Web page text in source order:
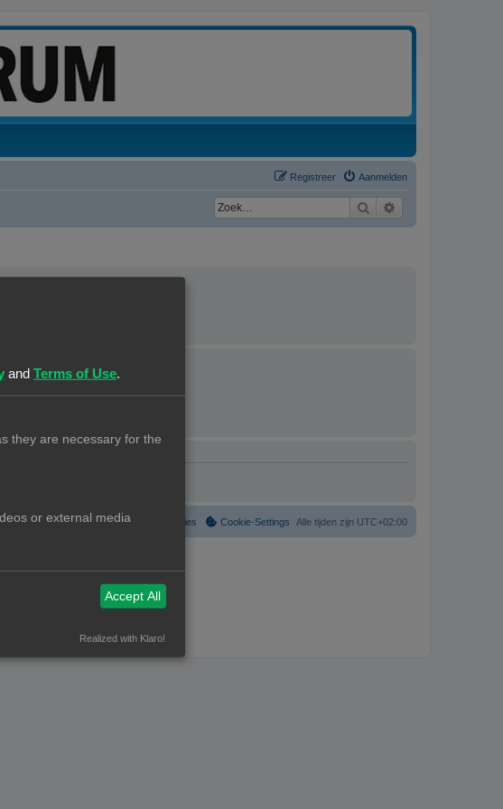
Aanmelden
Registreer
Zoek
ten zeerste gewaardeerd.
Alle tijden zijn UTC+02:00
Cookie-Settings
Verwijder cookies
Leden
Het team
and Terms of Use.
they are necessary for the
or external media
Accept All
Realized with Klaro!